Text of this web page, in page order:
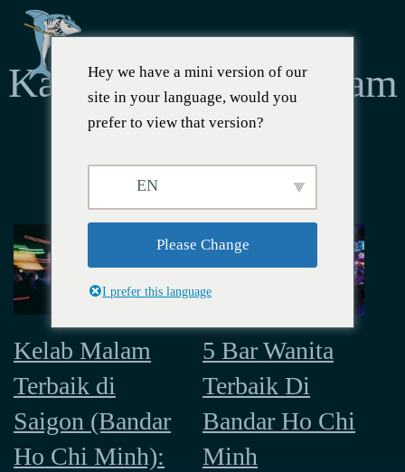
Kategori:Kelab malam
di Ho Chi Minh
Kelab Malam
Terbaik di
Saigon (Bandar
Ho Chi Minh):
5 Bar Wanita
Terbaik Di
Bandar Ho Chi
Minh
Hey we have a mini version of our
site in your language, would you
prefer to view that version?
EN
Please Change
I prefer this language